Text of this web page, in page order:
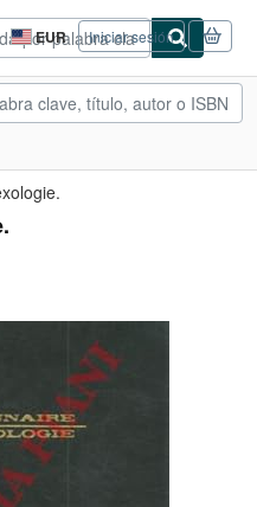
EUR
Preferencias
de
compra
del
Iniciar sesión